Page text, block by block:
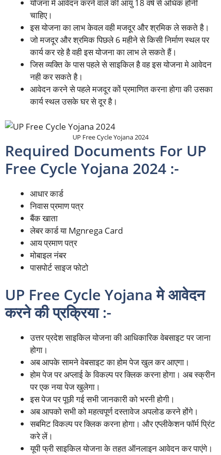
योजना में आवेदन करने वाले की आयु 18 वर्ष से अधिक होनी
चाहिए।
इस योजना का लाभ केवल वही मजदूर और श्रमिक ले सकते है।
जो मजदूर और श्रमिक पिछले 6 महीने से किसी निर्माण स्थल पर
कार्य कर रहे है वही इस योजना का लाभ ले सकते हैं।
जिस व्यक्ति के पास पहले से साइकिल है वह इस योजना मे आवेदन
नही कर सकते है।
आवेदन करने से पहले मजदूर कों प्रमाणित करना होगा की उसका
कार्य स्थल उसके घर से दूर है।
UP Free Cycle Yojana 2024
Required Documents For UP
Free Cycle Yojana 2024 :-
आधार कार्ड
निवास प्रमाण पत्र
बैंक खाता
लेबर कार्ड या Mgnrega Card
आय प्रमाण पत्र
मोबाइल नंबर
पासपोर्ट साइज फोटो
UP Free Cycle Yojana मे आवेदन
करने की प्रक्रिया :-
उत्तर प्रदेश साइकिल योजना की आधिकारिक वेबसाइट पर जाना
होगा।
अब आपके सामने वेबसाइट का होम पेज खुल कर आएगा।
होम पेज पर अप्लाई के विकल्प पर क्लिक करना होगा। अब स्क्रीन
पर एक नया पेज खुलेगा।
इस पेज पर पूछी गई सभी जानकारी को भरनी होगी।
अब आपको सभी को महत्वपूर्ण दस्तावेज अपलोड करने होंगे।
सबमिट विकल्प पर क्लिक करना होगा। और एप्लीकेशन फॉर्म प्रिंट
करे लें।
यूपी फ्री साइकिल योजना के तहत ऑनलाइन आवेदन कर पाएंगे।